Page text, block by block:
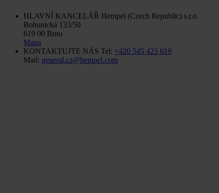
HLAVNÍ KANCELÁŘ Hempel (Czech Republic) s.r.o.
Bohunická 133/50
619 00 Brno
Mapa
KONTAKTUJTE NÁS Tel: +420 545 423 619
Mail: general.cz@hempel.com